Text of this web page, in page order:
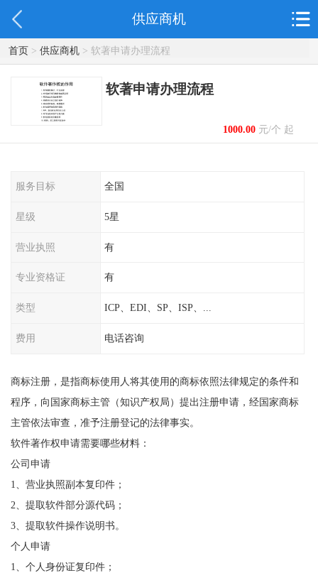
供应商机
首页> 供应商机> 软著申请办理流程
软著申请办理流程
1000.00元/个 起
服务目标 全国
星级 5星
营业执照 有
专业资格证 有
类型 ICP、EDI、SP、ISP、...
费用 电话咨询
商标注册，是指商标使用人将其使用的商标依照法律规定的条件和
程序，向国家商标主管（知识产权局）提出注册申请，经国家商标
主管依法审查，准予注册登记的法律事实。
软件著作权申请需要哪些材料：
公司申请
1、营业执照副本复印件；
2、提取软件部分源代码；
3、提取软件操作说明书。
个人申请
1、个人身份证复印件；